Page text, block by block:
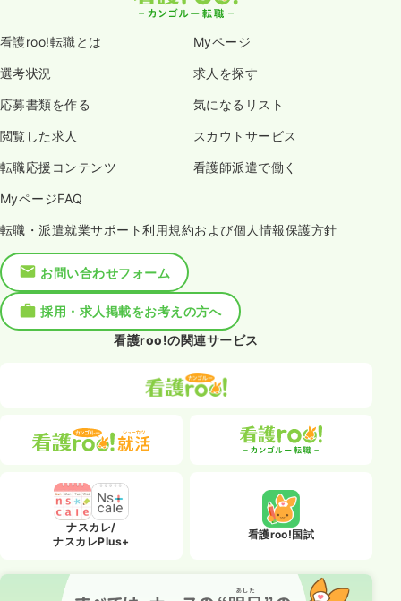
看護roo!転職とは Myページ
選考状況 求人を探す
応募書類を作る 気になるリスト
閲覧した求人 スカウトサービス
転職応援コンテンツ 看護師派遣で働く
MyページFAQ
転職・派遣就業サポート利用規約および個人情報保護方針
お問い合わせフォーム
採用・求人掲載をお考えの方へ
看護roo!の関連サービス
ナスカレ/
ナスカレPlus+
看護roo!国試